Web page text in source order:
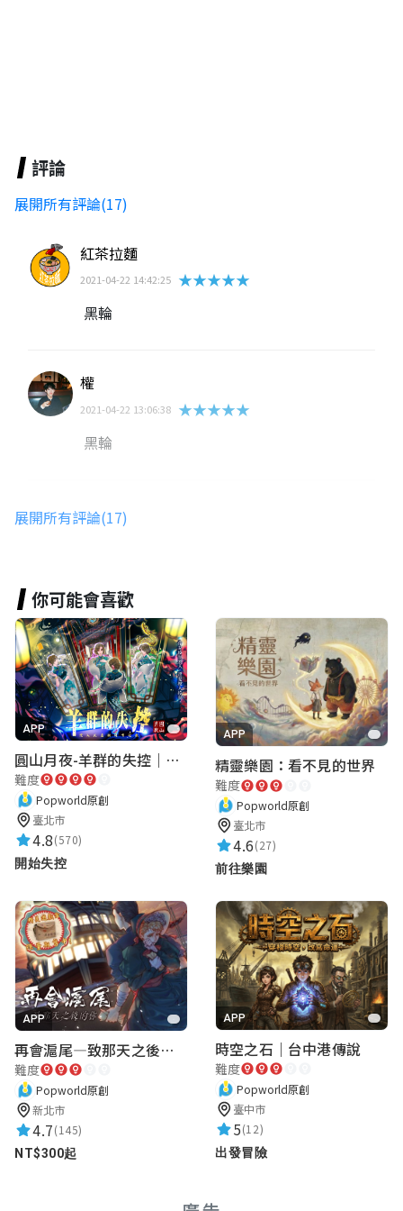
評論
展開所有評論(17)
紅茶拉麵
2021-04-22 14:42:25 ★★★★★
黑輪
權
2021-04-22 13:06:38 ★★★★★
黑輪
Momo
陳芯妍
2021-04-19 15:11:15 ★★★★★
超好玩、題目超有邏輯
重度吸貓成癮症
2021-04-09 16:59:13
★★★★★
謝宇安
2021-04-09 16:17:55 ★★★★★
故事好精細超棒的！
果泥
2021-04-08 08:29:57
★★★★★
邏輯很清楚、故事描述清楚、內容有趣
展開所有評論(17)
你可能會喜歡
APP
圓山月夜-羊群的失控｜圓山飯店 ARG實境解謎遊戲
難度
Popworld原創
臺北市
4.8(570)
開始失控
APP
精靈樂園：看不見的世界
難度
Popworld原創
臺北市
4.6(27)
前往樂園
APP
再會滬尾—致那天之後的你｜淡水老街實境遊戲｜實體遊戲盒
難度
Popworld原創
新北市
4.7(145)
NT$300起
APP
時空之石｜台中港傳說
難度
Popworld原創
臺中市
5(12)
出發冒險